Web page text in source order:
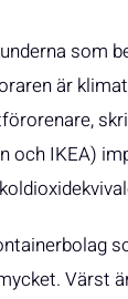
som
är
och IKEA)
Värst